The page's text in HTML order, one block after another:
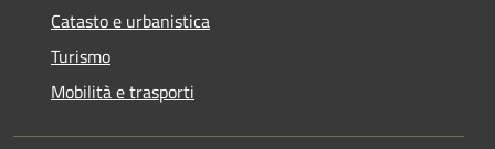
Catasto e urbanistica
Turismo
Mobilità e trasporti